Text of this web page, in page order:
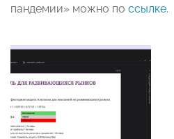
пандемии» можно по ссылке.